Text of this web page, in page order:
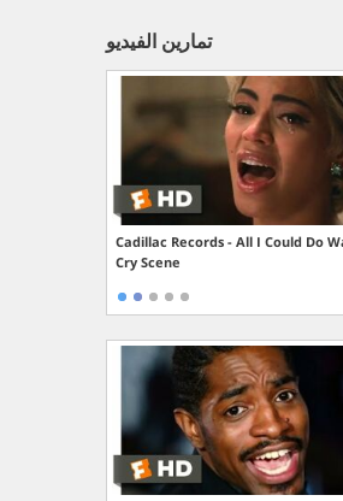
تمارين الفيديو
Cadillac Records - All I Could Do
Cry Scene